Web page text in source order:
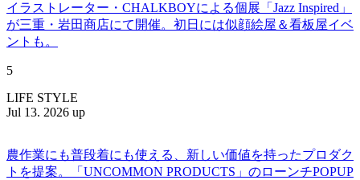
イラストレーター・CHALKBOYによる個展「Jazz Inspired」
が三重・岩田商店にて開催。初日には似顔絵屋＆看板屋イベ
ントも。
5
LIFE STYLE
Jul 13. 2026 up
農作業にも普段着にも使える、新しい価値を持ったプロダク
トを提案。「UNCOMMON PRODUCTS」のローンチPOPUP